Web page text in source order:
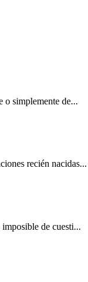
o simplemente de...
recién nacidas...
de cuesti...